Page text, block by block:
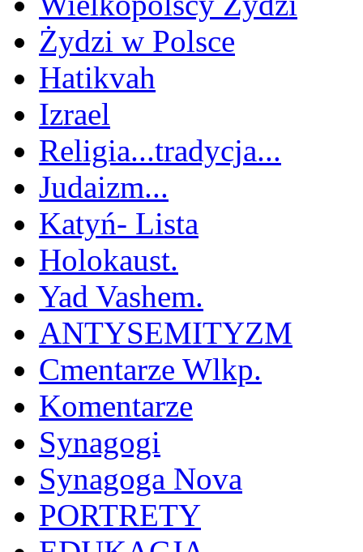
Żydzi w Polsce
Hatikvah
Izrael
Religia...tradycja...
Judaizm...
Katyń- Lista
Holokaust.
Yad Vashem.
ANTYSEMITYZM
Cmentarze Wlkp.
Komentarze
Synagogi
Synagoga Nova
PORTRETY